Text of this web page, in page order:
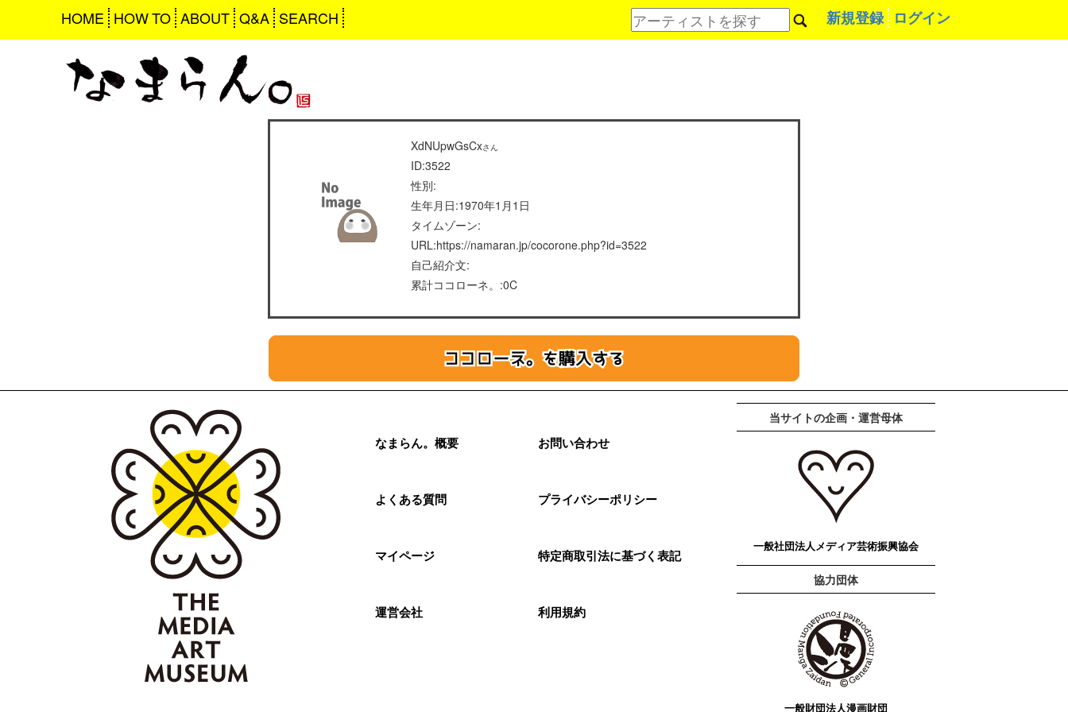
HOME HOW TO ABOUT Q&A SEARCH 新規登録 ログイン
XdNUpwGsCxさん
ID:3522
性別:
生年月日:1970年1月1日
タイムゾーン:
URL:https://namaran.jp/cocorone.php?id=3522
自己紹介文:
累計ココローネ。:0C
なまらん。概要
よくある質問
マイページ
運営会社
お問い合わせ
プライバシーポリシー
特定商取引法に基づく表記
利用規約
当サイトの企画・運営母体
一般社団法人メディア芸術振興協会
協力団体
一般財団法人漫画財団